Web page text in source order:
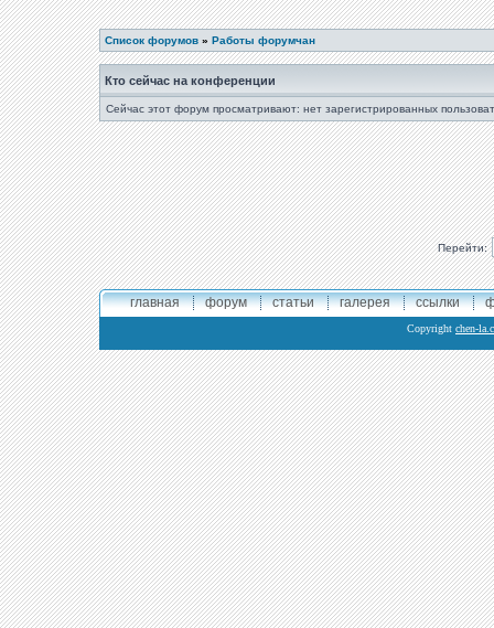
Список форумов » Работы форумчан
Кто сейчас на конференции
Сейчас этот форум просматривают: нет зарегистрированных
Перейти:
главная форум статьи галерея ссылки
Copyright chen-